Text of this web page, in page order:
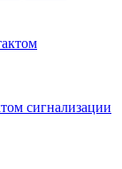
сигнализации